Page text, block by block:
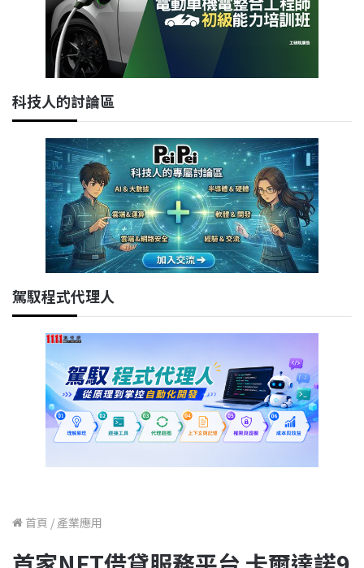
科技人的討論區
駕馭程式代理人